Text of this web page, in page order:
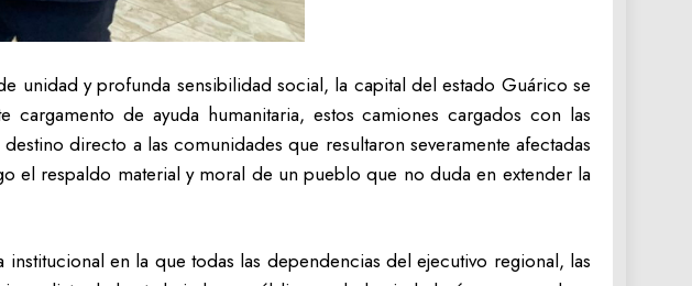
unidad y profunda sensibilidad social, la capital del estado Guárico se
de ayuda humanitaria, estos camiones cargados con las
directo a las comunidades que resultaron severamente afectadas
el respaldo material y moral de un pueblo que no duda en extender la
en la que todas las dependencias del ejecutivo regional, las